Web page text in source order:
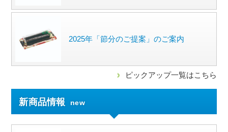
2025年「節分のご提案」のご案内
ピックアップ一覧はこちら
新商品情報 new